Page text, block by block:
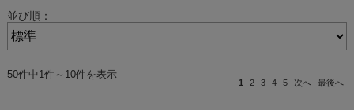
並び順：
50件中1件～10件を表示
1 2 3 4 5 次へ 最後へ